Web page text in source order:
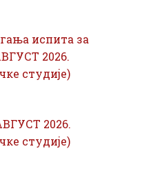
испита за
2026.
студије)
2026.
студије)